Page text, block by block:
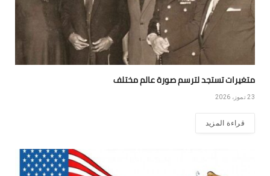
متغيرات تستجد لترسم صورة عالم مختلف
23 تموز، 2026
قراءة المزيد